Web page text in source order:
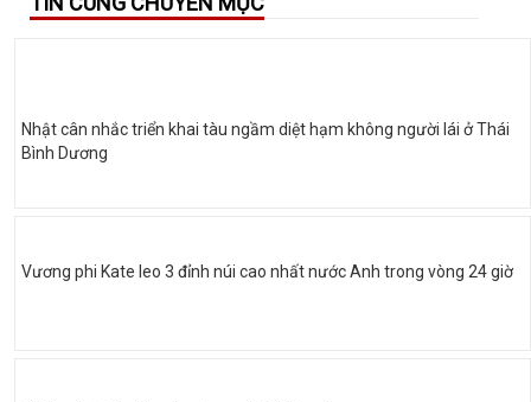
Nhật cân nhắc triển khai tàu ngầm diệt hạm không người lái ở Thái
Bình Dương
Vương phi Kate leo 3 đỉnh núi cao nhất nước Anh trong vòng 24 giờ